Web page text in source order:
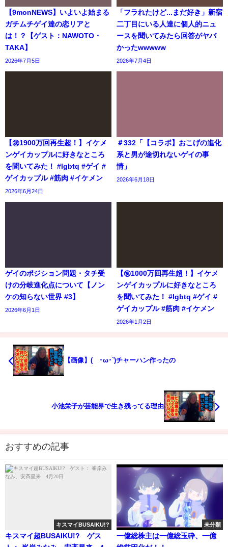
【9monNEWS】いよいよ始まる
ガチムチゲイ達の恋リアと
は！？【ゲスト：NAWOTO・
TAKA】
2026年7月5日
「フラれたけど...まだ好き」新宿
二丁目にいる人達に個人的ニュ
ースを聞いてみたら回答がヤバ
かったwwwww
2026年7月4日
【㊗️1900万回再生超！】イケメ
ンゲイカップルに好きなところ
を聞いてみた！ #lgbtq #ゲイ #
ゲイカップル #筋肉 #イケメン
2026年6月24日
＃332「【コラボ】おこげの進化
系と男が途切れないゲイの事
情」
2026年6月18日
ゲイのポジション問題・タチ受
けの分岐進化点について【ノン
ケの知らない世界 #3】
2026年6月1日
【㊗️1000万回再生超！】イケメ
ンゲイカップルに好きなところ
を聞いてみた！ #lgbtq #ゲイ #
ゲイカップル #筋肉 #イケメン
2026年1月2日
【画像】(´･ω･`)チャーハン作ったの
小池栄子が芸能界で生き残ってる理由
おすすめの記事
キスマイBUSAIKU!?
キスマイ超BUSAIKU!? ゲス
未分類
一億総株主は一億総玉砕、一億